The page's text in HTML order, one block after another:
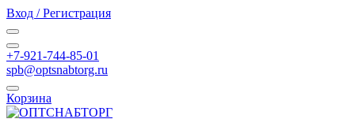
Вход / Регистрация
+7-921-744-85-01
spb@optsnabtorg.ru
Корзина